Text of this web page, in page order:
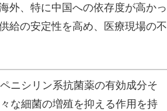
、特に中国への依存度が高かっ
給の安定性を高め、医療現場の不
ニシリン系抗菌薬の有効成分そ
な細菌の増殖を抑える作用を持